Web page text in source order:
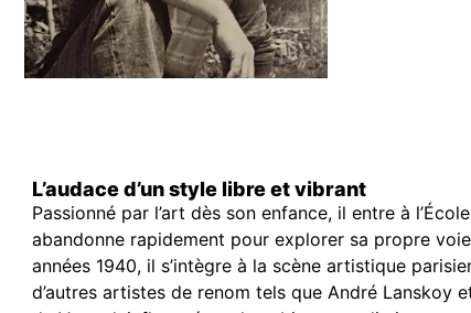
L’audace d’un style libre et vibrant
Passionné par l’art dès son enfance, il entre à
abandonne rapidement pour explorer sa propre
années 1940, il s’intègre à la scène artistique
d’autres artistes de renom tels que André Lanskoy